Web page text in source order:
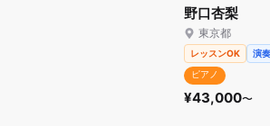
野口杏梨
東京都
レッスンOK
演
ピアノ
¥43,000〜